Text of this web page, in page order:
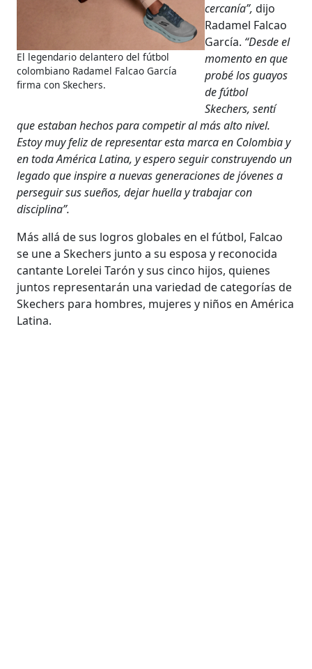
El legendario delantero del fútbol
colombiano Radamel Falcao García
firma con Skechers.
cercanía”, dijo
Radamel Falcao
García. “Desde el
momento en que
probé los guayos
de fútbol
Skechers, sentí
que estaban hechos para competir al más alto nivel.
Estoy muy feliz de representar esta marca en Colombia y
en toda América Latina, y espero seguir construyendo un
legado que inspire a nuevas generaciones de jóvenes a
perseguir sus sueños, dejar huella y trabajar con
disciplina”.
Más allá de sus logros globales en el fútbol, Falcao
se une a Skechers junto a su esposa y reconocida
cantante Lorelei Tarón y sus cinco hijos, quienes
juntos representarán una variedad de categorías de
Skechers para hombres, mujeres y niños en América
Latina.